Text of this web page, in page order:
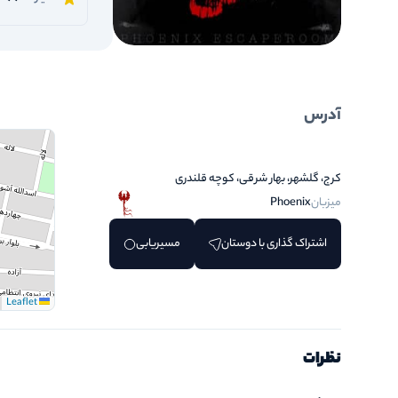
آدرس
کرج، گلشهر، بهار شرقی، کوچه قلندری
میزبانPhoenix
اشتراک گذاری با دوستان مسیریابی
نظرات